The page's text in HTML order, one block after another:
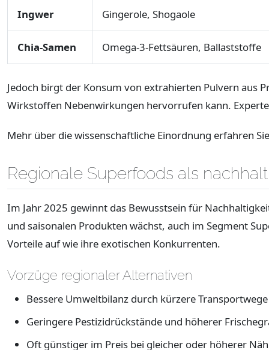
Ingwer Gingerole, Shogaole
Chia-Samen Omega-3-Fettsäuren, Ballaststoffe
Jedoch birgt der Konsum von extrahierten Pulvern aus
Wirkstoffen Nebenwirkungen hervorrufen kann.
Mehr über die wissenschaftliche Einordnung erfahren
Regionale Superfoods als
Im Jahr 2025 gewinnt das Bewusstsein für
und saisonalen Produkten wächst, auch im Segment
Vorteile auf wie ihre exotischen Konkurrenten.
Vorzüge regionaler Alternativen
Bessere Umweltbilanz durch kürzere
Geringere Pestizidrückstände und höherer
Oft günstiger im Preis bei gleicher oder höherer